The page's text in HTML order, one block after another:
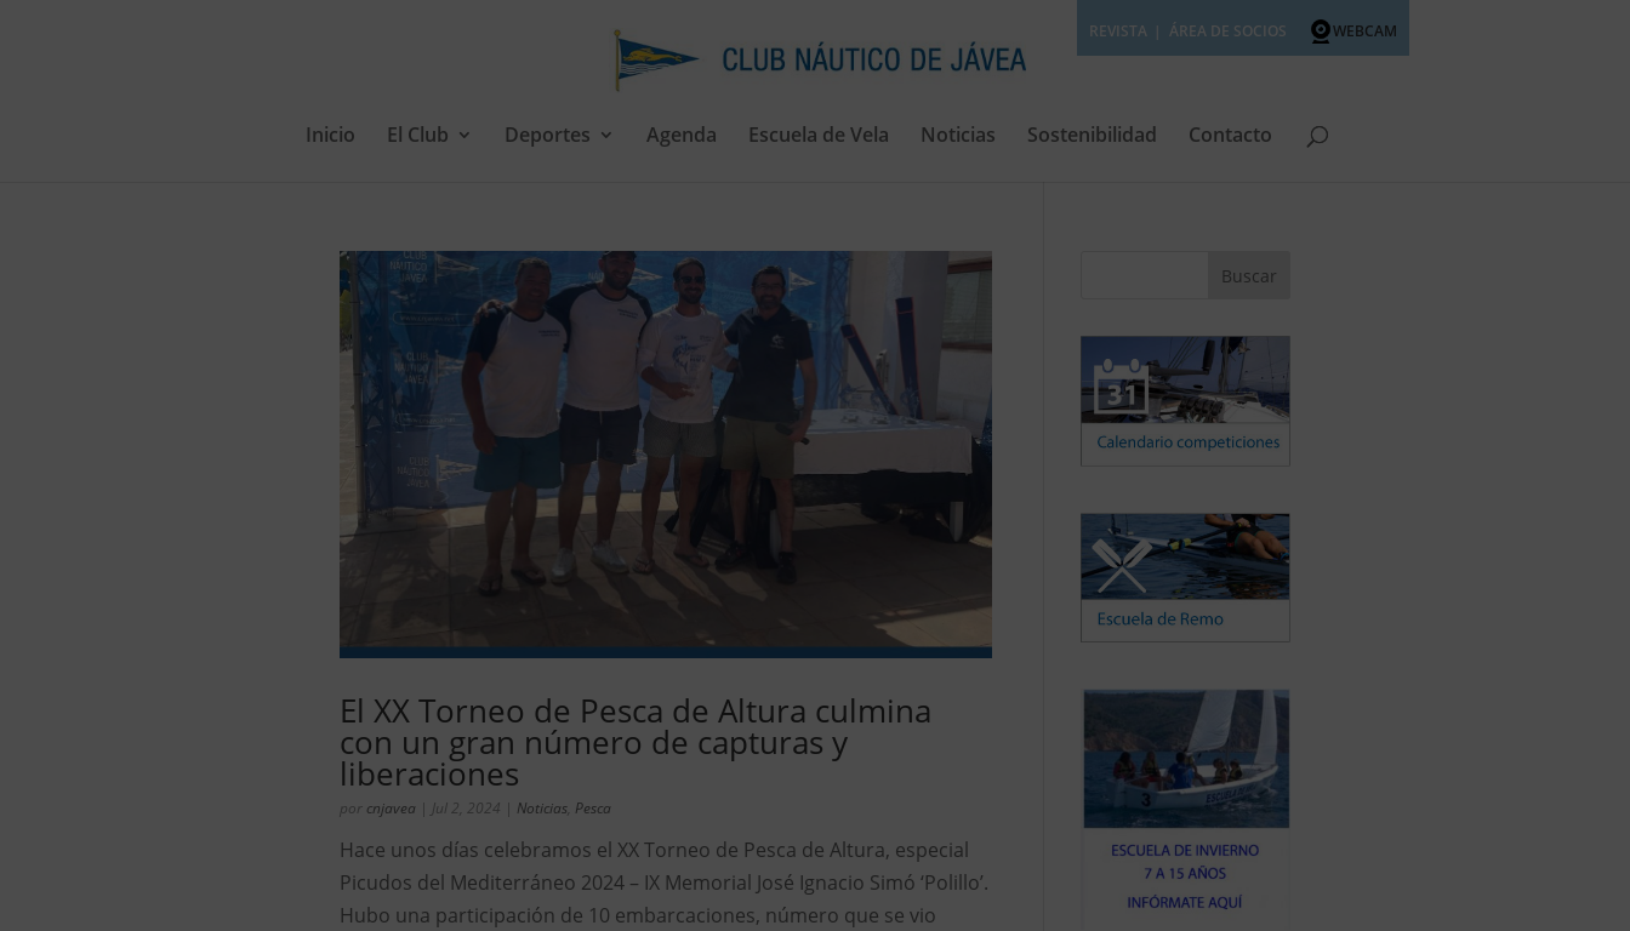
REVISTA ÁREA DE SOCIOS WEBCAM
Inicio El Club Deportes Agenda Escuela de Vela Noticias Sostenibilidad Contacto
El XX Torneo de Pesca de Altura culmina
con un gran número de capturas y
liberaciones
por cnjavea | Jul 2, 2024 | Noticias Pesca
Hace unos días celebramos el XX Torneo de Pesca de Altura, especial
Picudos del Mediterráneo 2024 – IX Memorial José Ignacio Simó ‘Polillo’.
Hubo una participación de 10 embarcaciones, número que se vio